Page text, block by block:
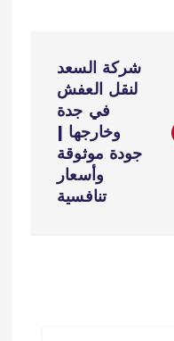
شركة السعد
لنقل العفش
في جدة
وخارجها |
جودة موثوقة
وأسعار
تنافسية